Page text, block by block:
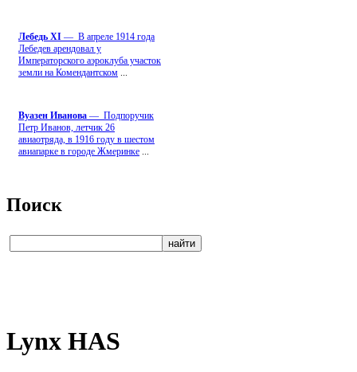
Лебедь ХI — В апреле 1914 года
Лебедев арендовал у
Императорского аэроклуба участок
земли на Комендантском
Вуазен Иванова — Подпоручик
Петр Иванов, летчик 26
авиаотряда, в 1916 году в шестом
авиапарке в городе Жмеринке
Поиск
Lynx HAS